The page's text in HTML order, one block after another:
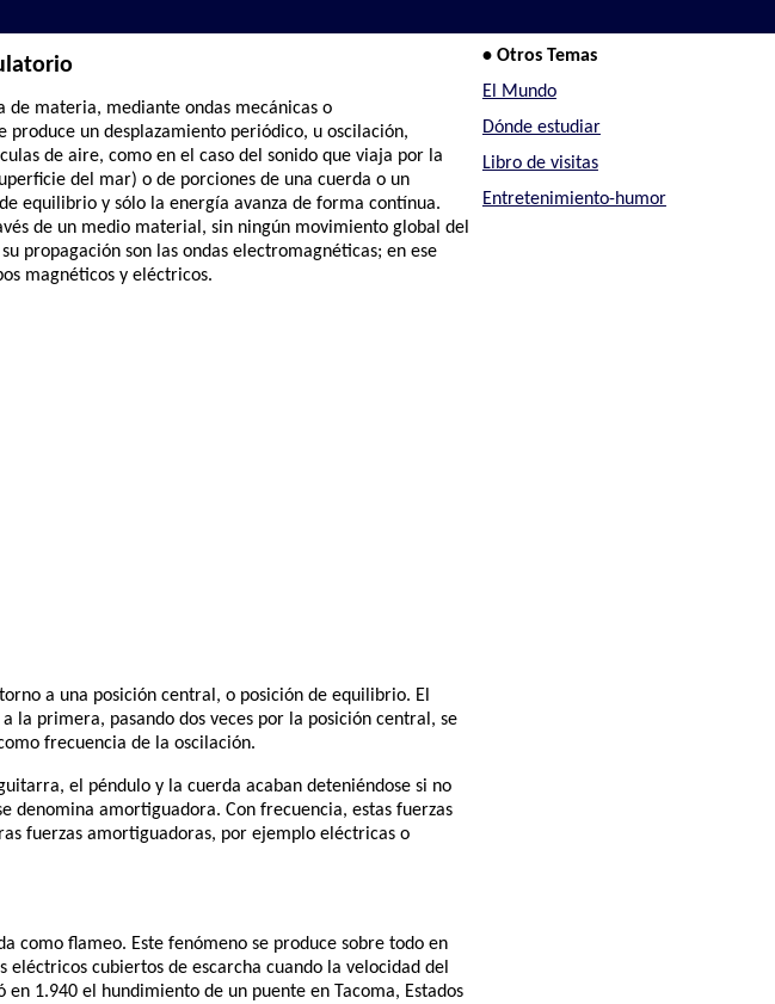
de materia, mediante ondas mecánicas o
un desplazamiento periódico, u oscilación,
de aire, como en el caso del sonido que viaja por la
del mar) o de porciones de una cuerda o un
equilibrio y sólo la energía avanza de forma contínua.
de un medio material, sin ningún movimiento global del
propagación son las ondas electromagnéticas; en ese
magnéticos y eléctricos.
a una posición central, o posición de equilibrio. El
la primera, pasando dos veces por la posición central, se
frecuencia de la oscilación.
el péndulo y la cuerda acaban deteniéndose si no
denomina amortiguadora. Con frecuencia, estas fuerzas
fuerzas amortiguadoras, por ejemplo eléctricas o
como flameo. Este fenómeno se produce sobre todo en
cubiertos de escarcha cuando la velocidad del
1.940 el hundimiento de un puente en Tacoma, Estados
• Otros Temas
El Mundo
Dónde estudiar
Libro de visitas
Entretenimiento-humor